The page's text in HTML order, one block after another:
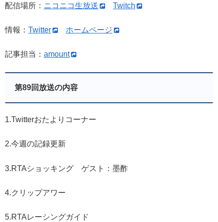
配信場所： ニコニコ生放送 Twitch
情報： Twitter ホームページ
記事担当： amount
第89回放送の内容
1.Twitterおたよりコーナー
2.今週の記録更新
3.RTAショッキング ゲスト：墨酢
4.クリップアワー
5.RTAレーシングガイド